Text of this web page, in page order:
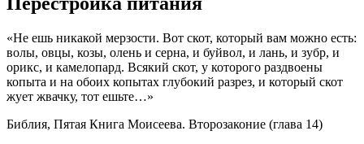
«Не ешь никакой мерзости. Вот скот, который вам можно есть:
волы, овцы, козы, олень и серна, и буйвол, и лань, и зубр, и
орикс, и камелопард. Всякий скот, у которого раздвоены
копыта и на обоих копытах глубокий разрез, и который скот
жует жвачку, тот ешьте…»
Библия, Пятая Книга Моисеева. Второзаконие (глава 14)